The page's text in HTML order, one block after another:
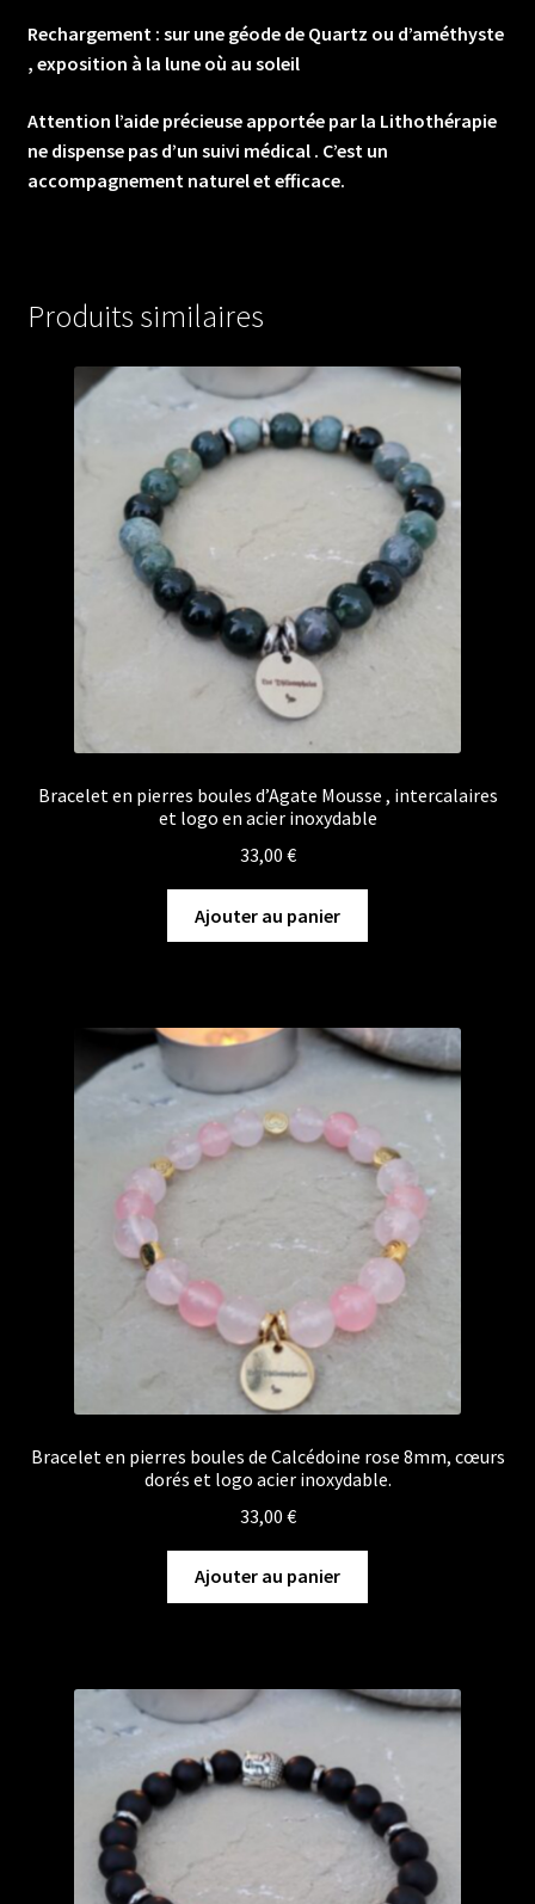
Rechargement : sur une géode de Quartz ou d’améthyste
, exposition à la lune où au soleil
Attention l’aide précieuse apportée par la Lithothérapie
ne dispense pas d’un suivi médical . C’est un
accompagnement naturel et efficace.
Produits similaires
Bracelet en pierres boules d’Agate Mousse , intercalaires
et logo en acier inoxydable
33,00 €
Ajouter au panier
Bracelet en pierres boules de Calcédoine rose 8mm, cœurs
dorés et logo acier inoxydable.
33,00 €
Ajouter au panier